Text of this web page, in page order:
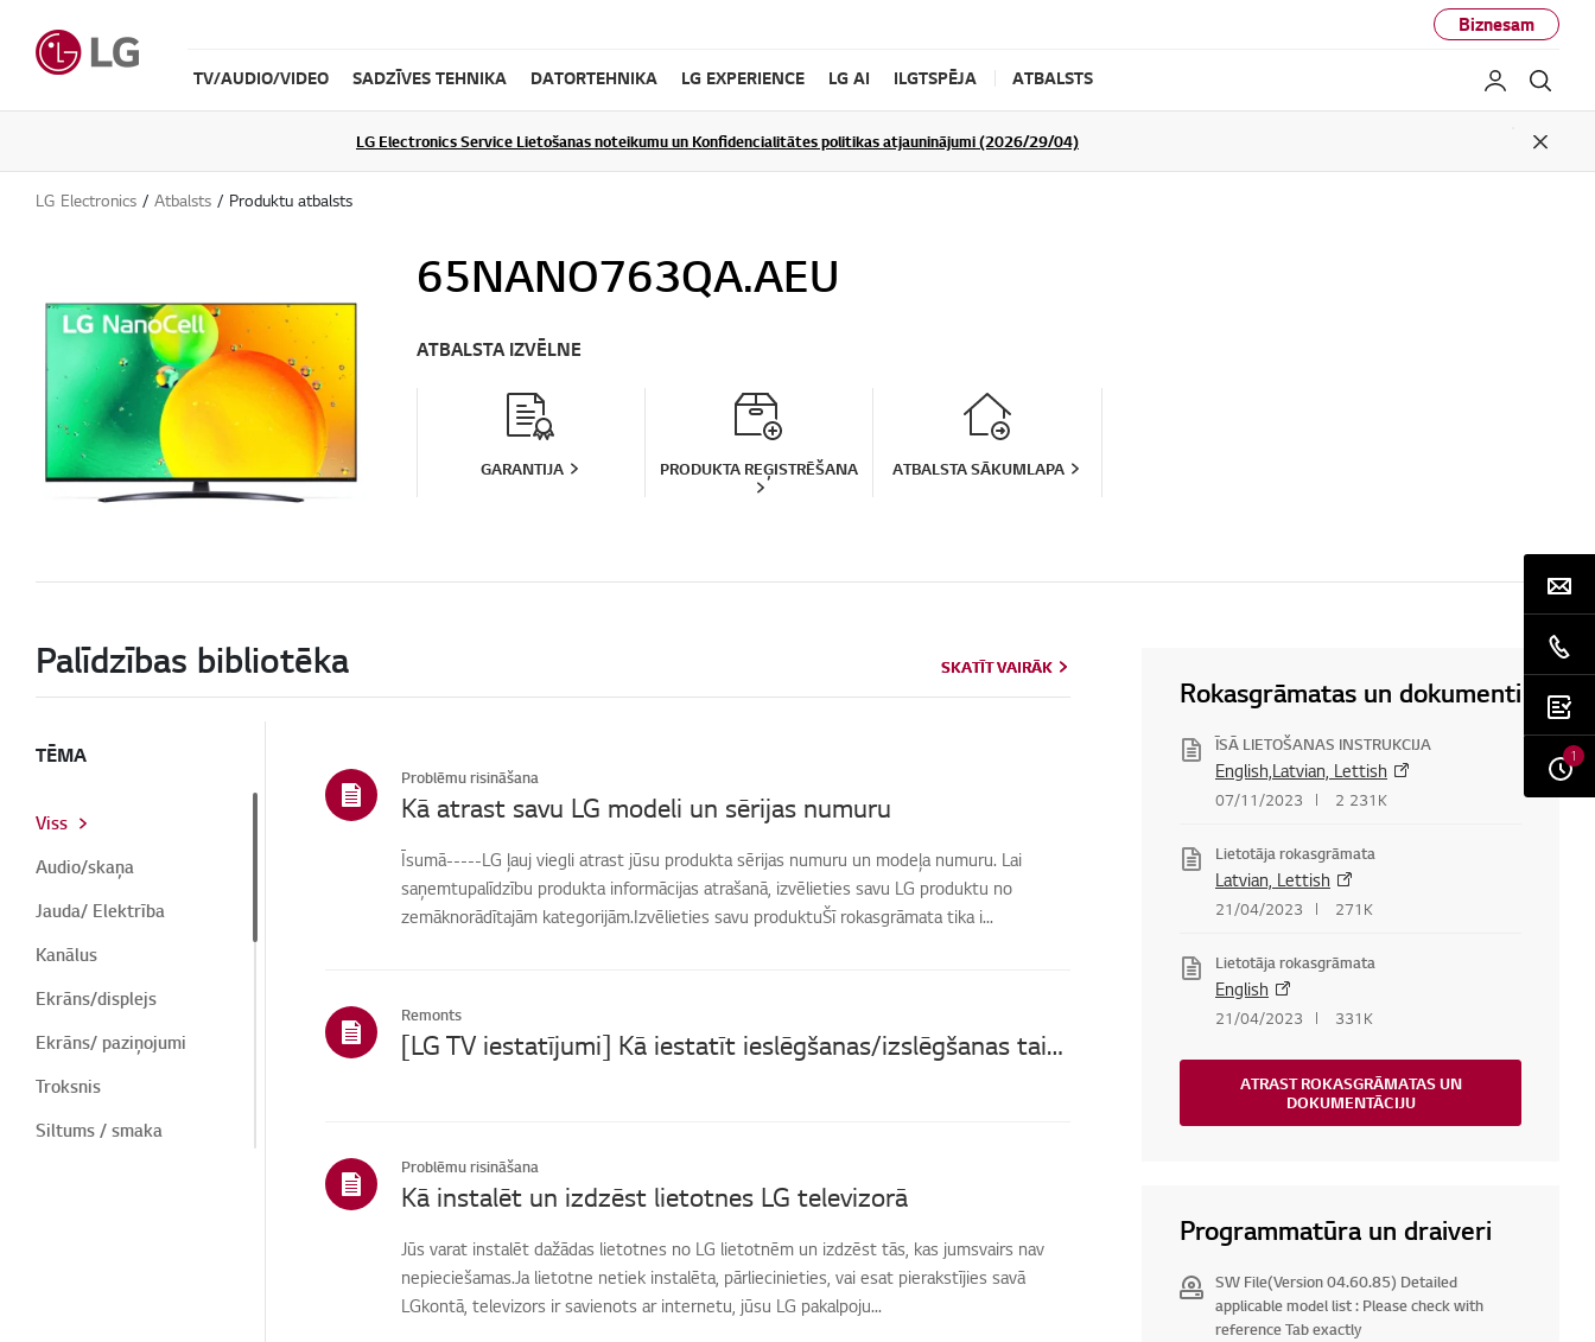
Biznesam
TV/AUDIO/VIDEO SADZĪVES TEHNIKA DATORTEHNIKA LG EXPERIENCE LG AI ILGTSPĒJA ATBALSTS Mans LG
LG Electronics Service Lietošanas noteikumu un Konfidencialitātes politikas atjauninājumi (2026/29/04)
Close
LG Electronics Atbalsts Produktu atbalsts
65NANO763QA.AEU
ATBALSTA IZVĒLNE
GARANTIJA PRODUKTA REĢISTRĒŠANA ATBALSTA SĀKUMLAPA
Palīdzības bibliotēka SKATĪT VAIRĀK
TĒMA
Viss
Audio/skaņa
Jauda/ Elektrība
Kanālus
Ekrāns/displejs
Ekrāns/ paziņojumi
Troksnis
Siltums / smaka
Problēmu risināšana
Kā atrast savu LG modeli un sērijas numuru
Īsumā-----LG ļauj viegli atrast jūsu produkta sērijas numuru un modeļa numuru. Lai
saņemtupalīdzību produkta informācijas atrašanā, izvēlieties savu LG produktu no
zemāknorādītajām kategorijām.Izvēlieties savu produktuŠī rokasgrāmata tika i...
Remonts
[LG TV iestatījumi] Kā iestatīt ieslēgšanas/izslēgšanas taimeri?
Problēmu risināšana
Kā instalēt un izdzēst lietotnes LG televizorā
Jūs varat instalēt dažādas lietotnes no LG lietotnēm un izdzēst tās, kas jumsvairs nav
nepieciešamas.Ja lietotne netiek instalēta, pārliecinieties, vai esat pierakstījies savā
LGkontā, televizors ir savienots ar internetu, jūsu LG pakalpoju...
SKATĪT VAIRĀK
Rokasgrāmatas un dokumenti
ĪSĀ LIETOŠANAS INSTRUKCIJA
English,Latvian, Lettish
07/11/2023 2 231K
Lietotāja rokasgrāmata
Latvian, Lettish
21/04/2023 271K
Lietotāja rokasgrāmata
English
21/04/2023 331K
ATRAST ROKASGRĀMATAS UN
DOKUMENTĀCIJU
Programmatūra un draiveri
SW File(Version 04.60.85) Detailed
applicable model list : Please check with
reference Tab exactly
1